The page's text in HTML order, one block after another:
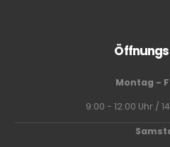
Montag -
9:00 - 12:00 Uhr /